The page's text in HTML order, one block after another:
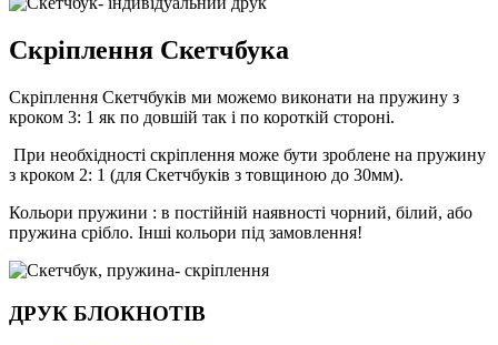
Скріплення Скетчбука
Скріплення Скетчбуків ми можемо виконати на пружину з
кроком 3: 1 як по довшій так і по короткій стороні.
При необхідності скріплення може бути зроблене на пружину
з кроком 2: 1 (для Скетчбуків з товщиною до 30мм).
Кольори пружини : в постійній наявності чорний, білий, або
пружина срібло. Інші кольори під замовлення!
ДРУК БЛОКНОТІВ